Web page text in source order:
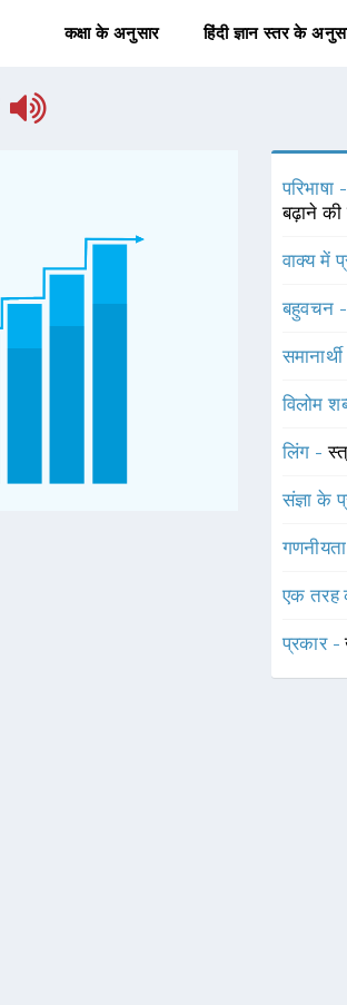
कक्षा के अनुसार हिंदी ज्ञान स्तर के
परिभाषा
बढ़ाने की
वाक्य में
बहुवचन
विलोम
लिंग -
संज्ञा के
एक तरह
प्रकार -